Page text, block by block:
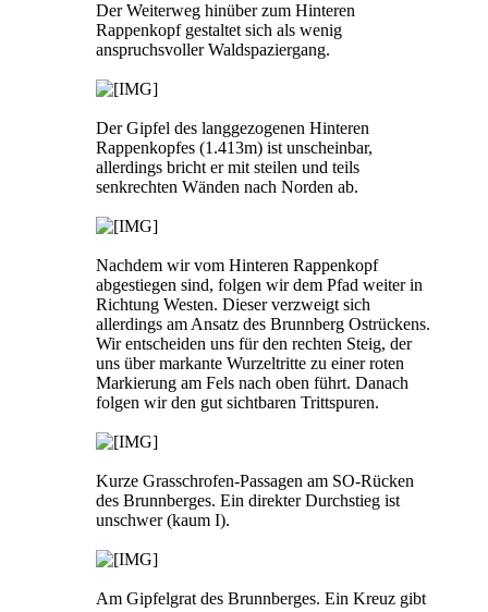
Der Weiterweg hinüber zum Hinteren
Rappenkopf gestaltet sich als wenig
anspruchsvoller Waldspaziergang.
Der Gipfel des langgezogenen Hinteren
Rappenkopfes (1.413m) ist unscheinbar,
allerdings bricht er mit steilen und teils
senkrechten Wänden nach Norden ab.
Nachdem wir vom Hinteren Rappenkopf
abgestiegen sind, folgen wir dem Pfad weiter in
Richtung Westen. Dieser verzweigt sich
allerdings am Ansatz des Brunnberg Ostrückens.
Wir entscheiden uns für den rechten Steig, der
uns über markante Wurzeltritte zu einer roten
Markierung am Fels nach oben führt. Danach
folgen wir den gut sichtbaren Trittspuren.
Kurze Grasschrofen-Passagen am SO-Rücken
des Brunnberges. Ein direkter Durchstieg ist
unschwer (kaum I).
Am Gipfelgrat des Brunnberges. Ein Kreuz gibt